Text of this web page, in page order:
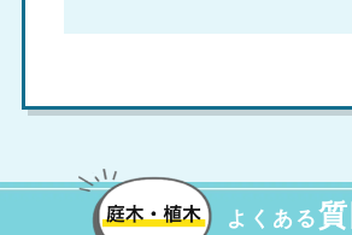
よくある